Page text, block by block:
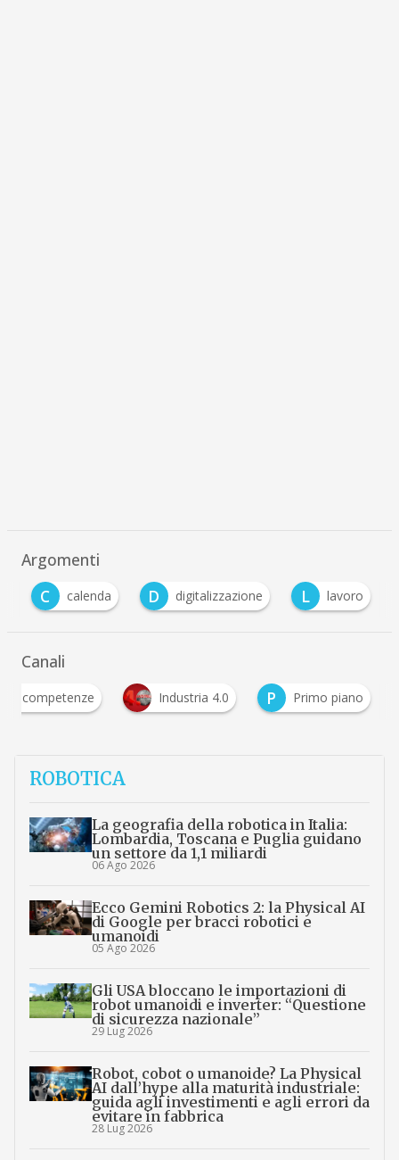
Argomenti
C calenda D digitalizzazione L lavoro
Canali
e competenze Industria 4.0 P Primo piano
ROBOTICA
La geografia della robotica in Italia:
Lombardia, Toscana e Puglia guidano
un settore da 1,1 miliardi
06 Ago 2026
Ecco Gemini Robotics 2: la Physical AI
di Google per bracci robotici e
umanoidi
05 Ago 2026
Gli USA bloccano le importazioni di
robot umanoidi e inverter: “Questione
di sicurezza nazionale”
29 Lug 2026
Robot, cobot o umanoide? La Physical
AI dall’hype alla maturità industriale:
guida agli investimenti e agli errori da
evitare in fabbrica
28 Lug 2026